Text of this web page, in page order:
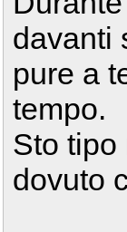
davanti
pure a
tempo.
Sto tipo
dovuto